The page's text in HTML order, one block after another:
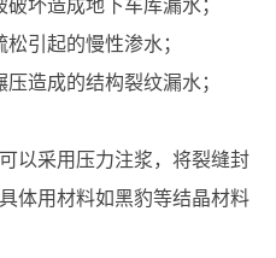
坏造成地下车库漏水；
引起的慢性渗水；
造成的结构裂纹漏水；
以采用压力注浆，将裂缝封
体用材料如黑豹等结晶材料